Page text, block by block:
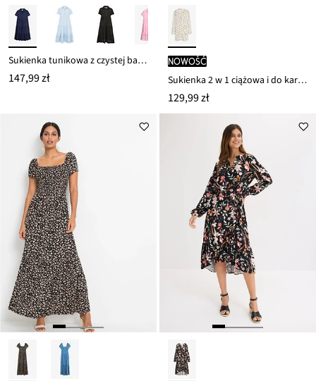
Sukienka tunikowa z czystej bawełny z ażurowym haftem
147,99 zł
nowość
Sukienka 2 w 1 ciążowa i do karmienia, z lejącej wiskozy
129,99 zł